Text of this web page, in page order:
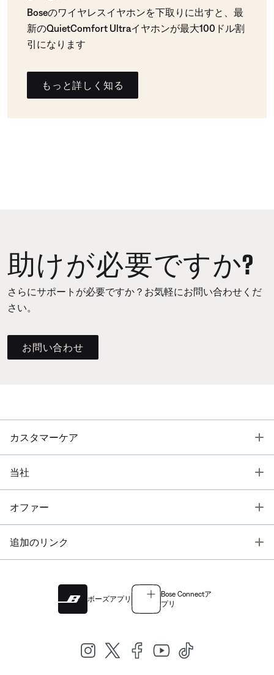
Boseのワイヤレスイヤホンを下取りに出すと、最
新のQuietComfort Ultraイヤホンが最大100ドル割
引になります
もっと詳しく知る
助けが必要ですか?
さらにサポートが必要ですか？お気軽にお問い合わせくだ
さい。
お問い合わせ
カスタマーケア
当社
オファー
追加のリンク
ボーズアプリ
Bose Connectア
プリ